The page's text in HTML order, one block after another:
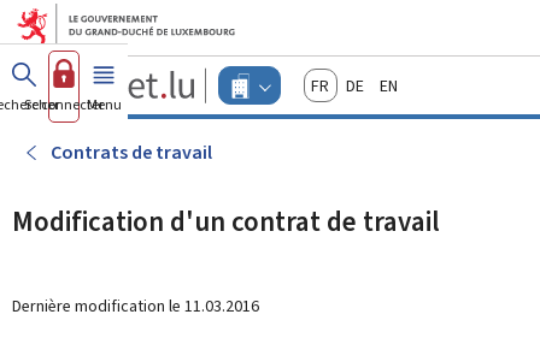
Aller au menu principal
Aller au contenu
Guichet.lu
Changer
d'espace
actif
FrançaisDeutschEnglish
Se connecterMenu principal
Contrats de travail
Modification d'un contrat de travail
Dernière modification le 11.03.2016